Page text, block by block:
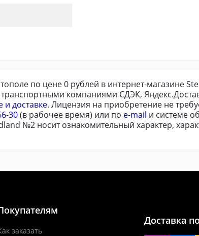
по цене 0 рублей в интернет-магазине
компаниями СДЭК,
и доставке. Лицензия на приобретение не
30(в рабочее время) или по e-mail и системе
№2 носит ознакомительный характер,
заказать
Доставка